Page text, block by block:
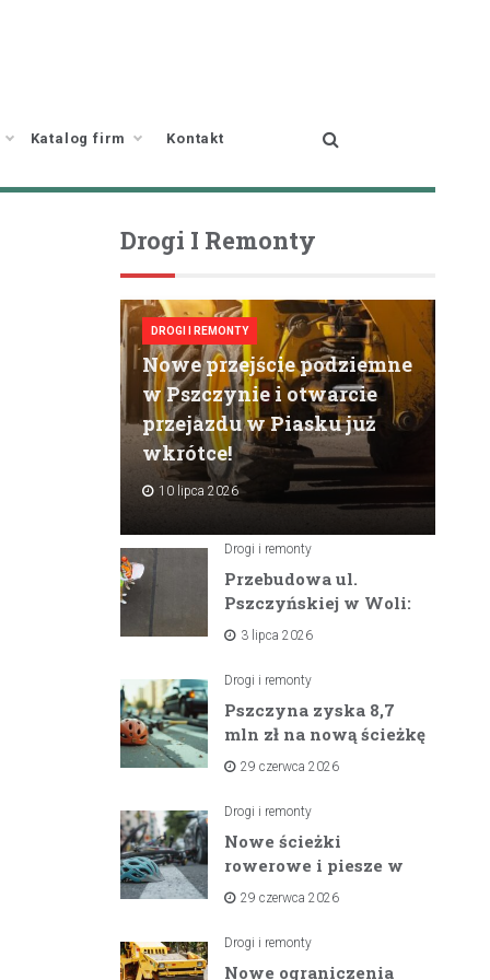
Katalog firm Kontakt
Drogi I Remonty
DROGI I REMONTY
Nowe przejście podziemne
w Pszczynie i otwarcie
przejazdu w Piasku już
wkrótce!
10 lipca 2026
Drogi i remonty
Przebudowa ul.
Pszczyńskiej w Woli:
Wielka inwestycja
horyzoncie
3 lipca 2026
Drogi i remonty
Pszczyna zyska 8,7
mln zł na nową ścieżkę
rowerową między
29 czerwca 2026
Drogi i remonty
Nowe ścieżki
rowerowe i piesze w
gminach Suszec i
unijnemu wsparciu
29 czerwca 2026
Drogi i remonty
Nowe ograniczenia